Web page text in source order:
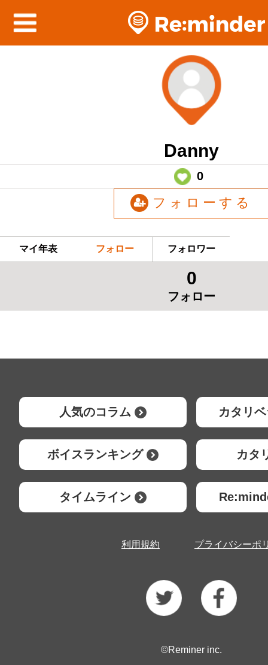
Danny
0
フォローする
マイ年表 フォロー フォロワー
0
フォロー
人気のコラム カタリ
ボイスランキング カタ
タイムライン
利用規約 プライバシーポ
©Reminer inc.